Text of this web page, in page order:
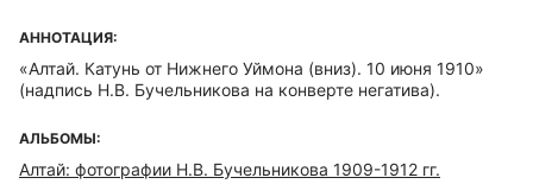
АННОТАЦИЯ:
«Алтай. Катунь от Нижнего Уймона (вниз). 10 июня 1910»
(надпись Н.В. Бучельникова на конверте негатива).
АЛЬБОМЫ:
Алтай: фотографии Н.В. Бучельникова 1909-1912 гг.